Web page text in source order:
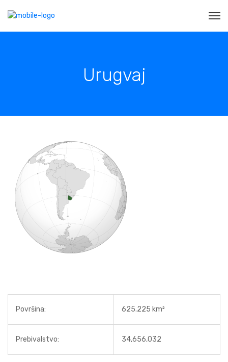
Urugvaj
Površina: 625.225 km²
Prebivalstvo: 34,656,032